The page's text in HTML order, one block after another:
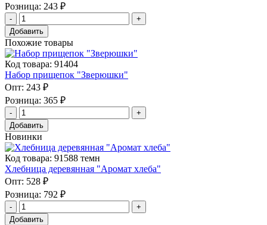
Розница: 243 ₽
Добавить
Похожие товары
Код товара: 91404
Набор прищепок "Зверюшки"
Опт: 243 ₽
Розница: 365 ₽
Добавить
Новинки
Код товара: 91588 темн
Хлебница деревянная "Аромат хлеба"
Опт: 528 ₽
Розница: 792 ₽
Добавить